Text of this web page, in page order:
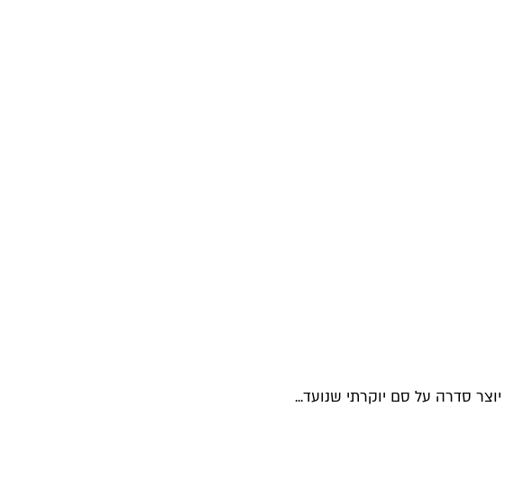
סדרה על סם יוקרתי שנועד...